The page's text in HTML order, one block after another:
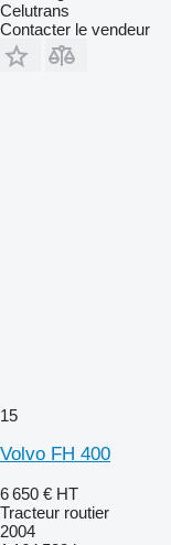
Celutrans
Contacter le vendeur
15
Volvo FH 400
6 650 € HT
Tracteur routier
2004